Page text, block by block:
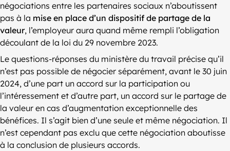
négociations entre les partenaires sociaux n’aboutissent
pas à la mise en place d’un dispositif de partage de la
valeur, l’employeur aura quand même rempli l’obligation
découlant de la loi du 29 novembre 2023.
Le questions-réponses du ministère du travail précise qu’il
n’est pas possible de négocier séparément, avant le 30 juin
2024, d’une part un accord sur la participation ou
l’intéressement et d’autre part, un accord sur le partage de
la valeur en cas d’augmentation exceptionnelle des
bénéfices. Il s’agit bien d’une seule et même négociation. Il
n’est cependant pas exclu que cette négociation aboutisse
à la conclusion de plusieurs accords.